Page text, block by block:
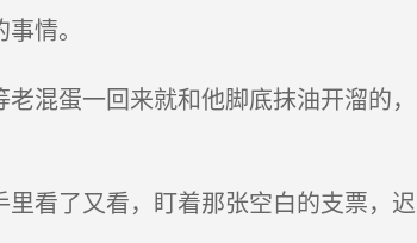
情。
混蛋一回来就和他脚底抹油开溜的
看了又看，盯着那张空白的支票，